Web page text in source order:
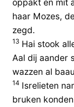
oppakt en mit
haar Mozes,
zegd.
13 Hai stook
Aal dij aander
wazzen al
14 Isrelieten
bruken